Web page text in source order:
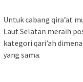
Untuk cabang qira’at
Laut Selatan meraih
kategori qari’ah
yang sama.